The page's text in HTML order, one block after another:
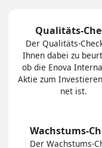
Qualitäts-
Der Quali­täts-
Ihnen dabei zu
ob die Enova
Aktie zum
net ist.
Wachstums-
Der Wachs­tums-